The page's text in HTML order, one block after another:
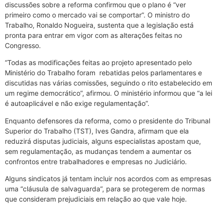
discussões sobre a reforma confirmou que o plano é “ver
primeiro como o mercado vai se comportar”. O ministro do
Trabalho, Ronaldo Nogueira, sustenta que a legislação está
pronta para entrar em vigor com as alterações feitas no
Congresso.
“Todas as modificações feitas ao projeto apresentado pelo
Ministério do Trabalho foram rebatidas pelos parlamentares e
discutidas nas várias comissões, seguindo o rito estabelecido em
um regime democrático”, afirmou. O ministério informou que “a lei
é autoaplicável e não exige regulamentação”.
Enquanto defensores da reforma, como o presidente do Tribunal
Superior do Trabalho (TST), Ives Gandra, afirmam que ela
reduzirá disputas judiciais, alguns especialistas apostam que,
sem regulamentação, as mudanças tendem a aumentar os
confrontos entre trabalhadores e empresas no Judiciário.
Alguns sindicatos já tentam incluir nos acordos com as empresas
uma “cláusula de salvaguarda”, para se protegerem de normas
que consideram prejudiciais em relação ao que vale hoje.